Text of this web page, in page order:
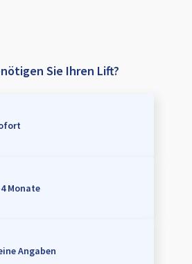
Sie Ihren Lift?
Monate
Angaben